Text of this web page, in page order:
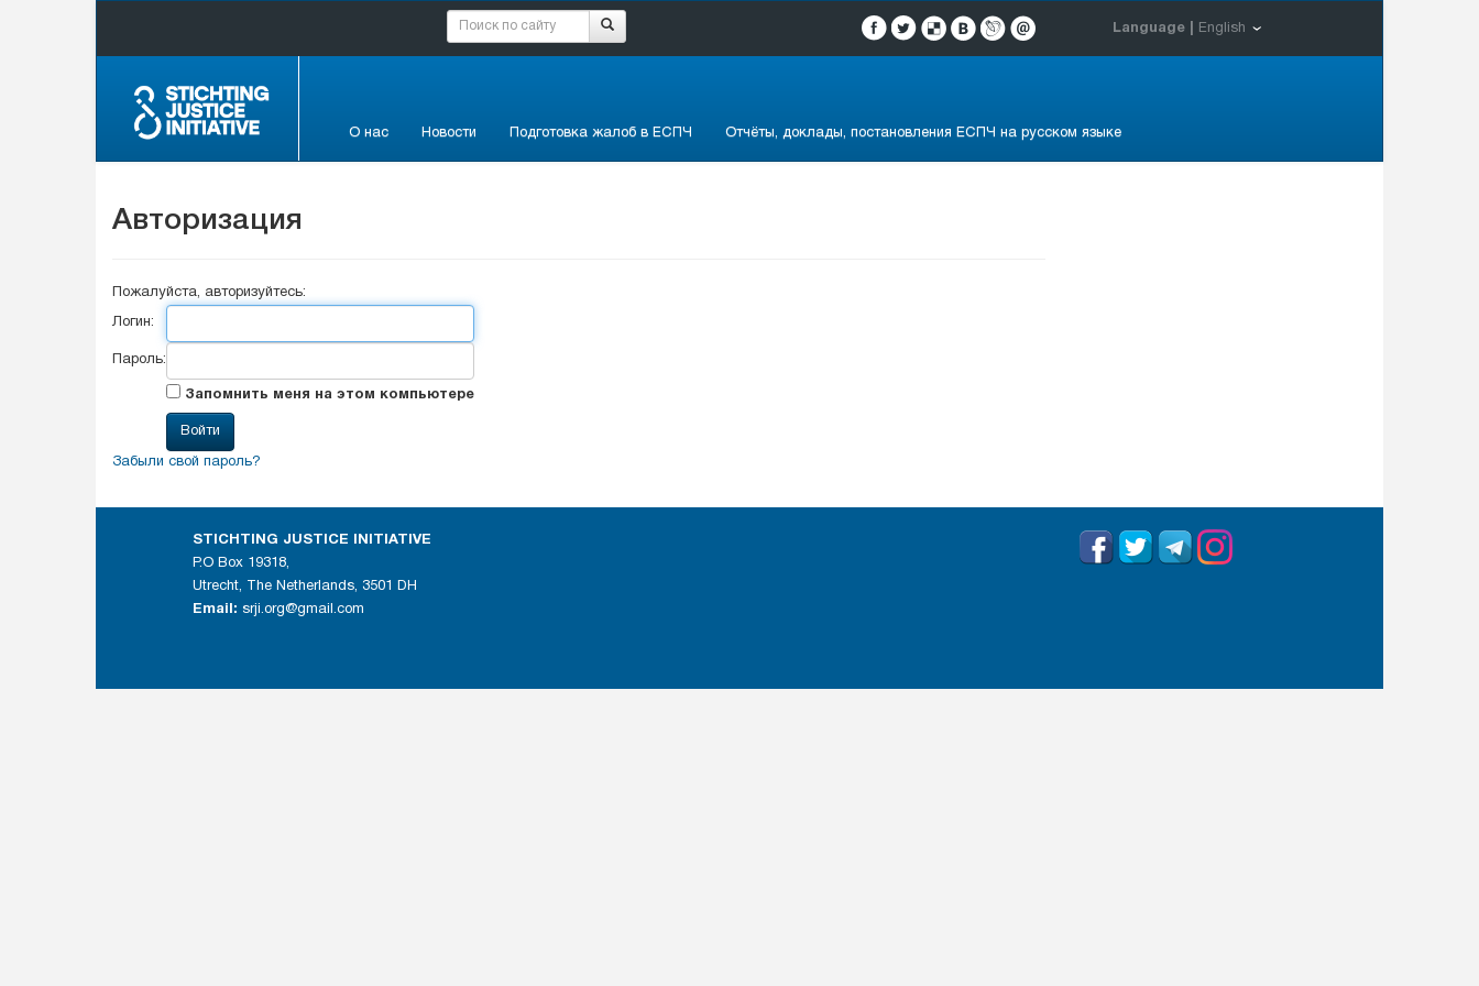
Language | English
О нас Новости Подготовка жалоб в ЕСПЧ Отчёты, доклады, постановления ЕСПЧ на русском языке
Авторизация
Пожалуйста, авторизуйтесь:
Логин:
Пароль:
Запомнить меня на этом компьютере
Забыли свой пароль?
STICHTING JUSTICE INITIATIVE
P.O Box 19318,
Utrecht, The Netherlands, 3501 DH
Email: srji.org@gmail.com